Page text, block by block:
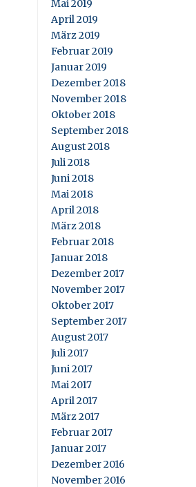
Mai 2019
April 2019
März 2019
Februar 2019
Januar 2019
Dezember 2018
November 2018
Oktober 2018
September 2018
August 2018
Juli 2018
Juni 2018
Mai 2018
April 2018
März 2018
Februar 2018
Januar 2018
Dezember 2017
November 2017
Oktober 2017
September 2017
August 2017
Juli 2017
Juni 2017
Mai 2017
April 2017
März 2017
Februar 2017
Januar 2017
Dezember 2016
November 2016